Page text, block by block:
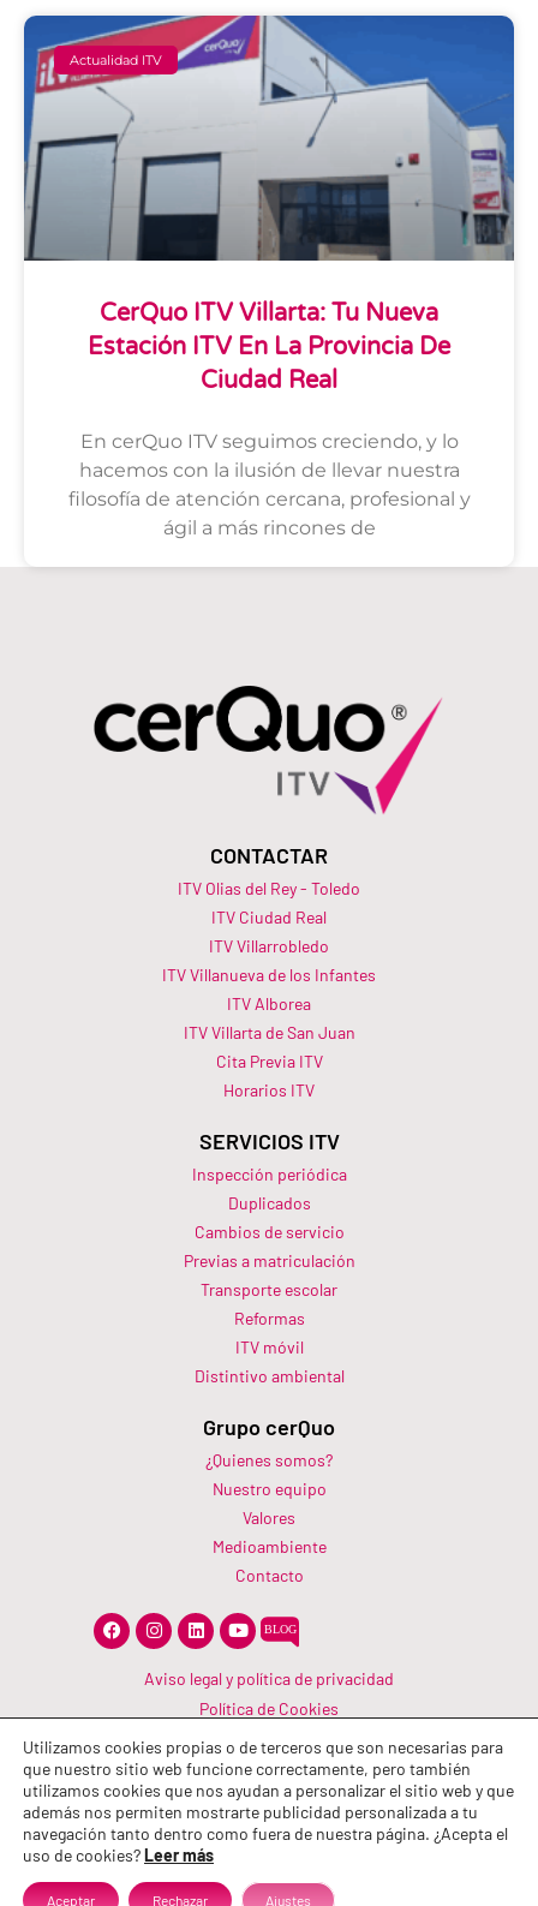
Actualidad ITV
CerQuo ITV Villarta: Tu Nueva
Estación ITV En La Provincia De
Ciudad Real
En cerQuo ITV seguimos creciendo, y lo
hacemos con la ilusión de llevar nuestra
filosofía de atención cercana, profesional y
ágil a más rincones de
CONTACTAR
ITV Olias del Rey - Toledo
ITV Ciudad Real
ITV Villarrobledo
ITV Villanueva de los Infantes
ITV Alborea
ITV Villarta de San Juan
Cita Previa ITV
Horarios ITV​
SERVICIOS ITV
Inspección periódica
Duplicados
Cambios de servicio
Previas a matriculación
Transporte escolar
Reformas
ITV móvil
Distintivo ambiental
Grupo cerQuo
¿Quienes somos?
Nuestro equipo
Valores
Medioambiente
Contacto
F
a
c
k
I
n
s
t
a
a
m
L
i
n
k
e
d
n
Y
o
u
t
u
b
Aviso legal y política de privacidad
Política de Cookies
Canal Información
Política de calidad
Utilizamos cookies propias o de terceros que son necesarias para
que nuestro sitio web funcione correctamente, pero también
utilizamos cookies que nos ayudan a personalizar el sitio web y que
además nos permiten mostrarte publicidad personalizada a tu
navegación tanto dentro como fuera de nuestra página. ¿Acepta el
uso de cookies?Leer más
Aceptar Rechazar Ajustes